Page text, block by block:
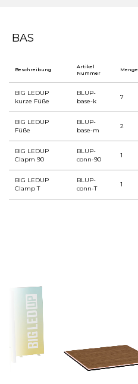
BAS
Beschreibung
Artikel
Nummer
Menge
BIG LEDUP
kurze Füße
BLUP-
base-k
7
BIG LEDUP
Füße
BLUP-
base-m
2
BIG LEDUP
Clapm 90
BLUP-
conn-90
1
BIG LEDUP
Clamp T
BLUP-
conn-T
1